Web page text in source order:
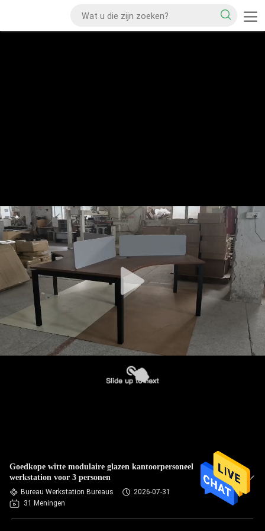
Goedkope witte modulaire glazen kantoorpersoneel
werkstation voor 3 personen
Bureau Werkstation Bureaus
2026-07-31
31 Meningen